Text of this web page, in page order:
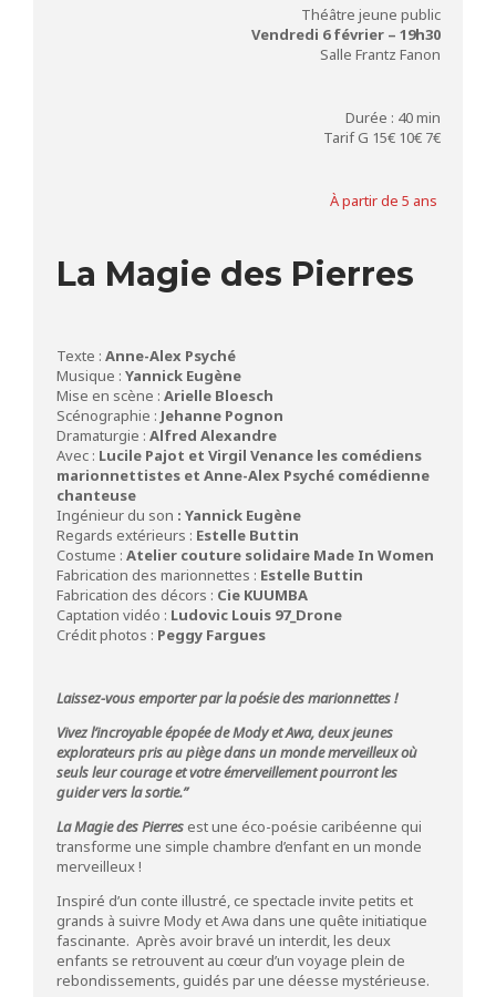
Théâtre jeune public
Vendredi 6 février – 19h30
Salle Frantz Fanon
Durée : 40 min
Tarif G 15€ 10€ 7€
À partir de 5 ans
La Magie des Pierres
Texte : Anne-Alex Psyché
Musique : Yannick Eugène
Mise en scène : Arielle Bloesch
Scénographie : Jehanne Pognon
Dramaturgie : Alfred Alexandre
Avec : Lucile Pajot et Virgil Venance les comédiens
marionnettistes et Anne-Alex Psyché comédienne
chanteuse
Ingénieur du son : Yannick Eugène
Regards extérieurs : Estelle Buttin
Costume : Atelier couture solidaire Made In Women
Fabrication des marionnettes : Estelle Buttin
Fabrication des décors : Cie KUUMBA
Captation vidéo : Ludovic Louis 97_Drone
Crédit photos : Peggy Fargues
Laissez-vous emporter par la poésie des marionnettes !
Vivez l’incroyable épopée de Mody et Awa, deux jeunes
explorateurs pris au piège dans un monde merveilleux où
seuls leur courage et votre émerveillement pourront les
guider vers la sortie.”
La Magie des Pierres est une éco-poésie caribéenne qui
transforme une simple chambre d’enfant en un monde
merveilleux !
Inspiré d’un conte illustré, ce spectacle invite petits et
grands à suivre Mody et Awa dans une quête initiatique
fascinante. Après avoir bravé un interdit, les deux
enfants se retrouvent au cœur d’un voyage plein de
rebondissements, guidés par une déesse mystérieuse.